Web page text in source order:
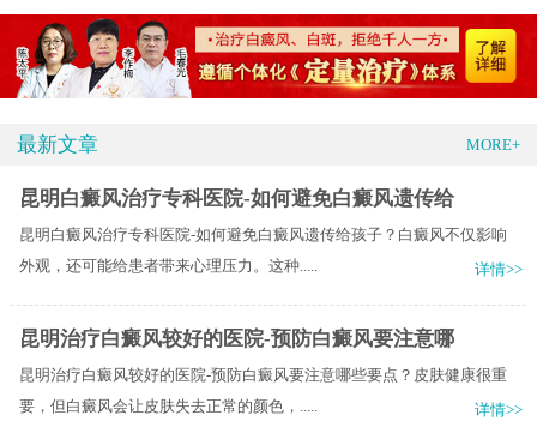
最新文章 MORE+
昆明白癜风治疗专科医院-如何避免白癜风遗传给
昆明白癜风治疗专科医院-如何避免白癜风遗传给孩子？白癜风不仅影响
外观，还可能给患者带来心理压力。这种.....
详情>>
昆明治疗白癜风较好的医院-预防白癜风要注意哪
昆明治疗白癜风较好的医院-预防白癜风要注意哪些要点？皮肤健康很重
要，但白癜风会让皮肤失去正常的颜色，.....
详情>>